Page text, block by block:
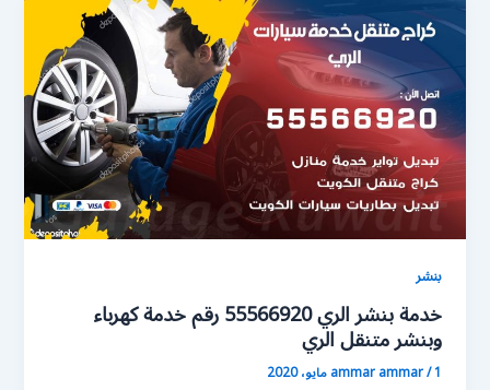
بنشر
خدمة بنشر الري 55566920 رقم خدمة كهرباء
وبنشر متنقل الري
ammar ammar/1 مايو، 2020